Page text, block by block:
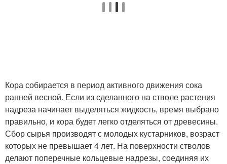
Кора собирается в период активного движения сока
ранней весной. Если из сделанного на стволе растения
надреза начинает выделяться жидкость, время выбрано
правильно, и кора будет легко отделяться от древесины.
Сбор сырья производят с молодых кустарников, возраст
которых не превышает 4 лет. На поверхности стволов
делают поперечные кольцевые надрезы, соединяя их